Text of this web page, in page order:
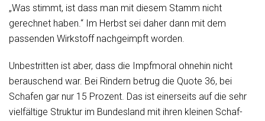
„Was stimmt, ist dass man mit diesem Stamm nicht
gerechnet haben.“ Im Herbst sei daher dann mit dem
passenden Wirkstoff nachgeimpft worden.
Unbestritten ist aber, dass die Impfmoral ohnehin nicht
berauschend war. Bei Rindern betrug die Quote 36, bei
Schafen gar nur 15 Prozent. Das ist einerseits auf die sehr
vielfältige Struktur im Bundesland mit ihren kleinen Schaf-